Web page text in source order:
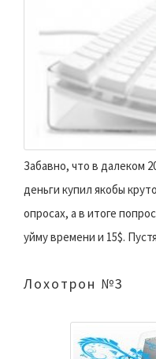
Забавно, что в далеком
деньги купил якобы
опросах, а в итоге
уйму времени и 15$.
Лохотрон №3